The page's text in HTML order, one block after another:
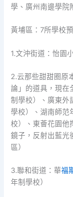
學、廣州南邊學院
黃埔區：7所學校
1.文沖街道：怡園
2.云那些甜甜圈原
論」的道具，現在
制學校）、廣東外
學校）、湖南師范
校）、東薈花園他
鏡子，反射出藍光
區）
3.聯和街道：華福
年制學校）